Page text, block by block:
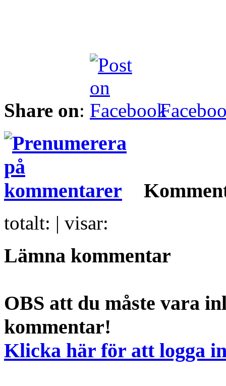
Share on:
totalt: | visar:
Lämna kommentar
OBS att du måste vara
kommentar!
Klicka här för att logga